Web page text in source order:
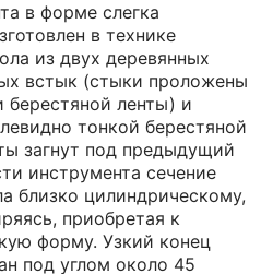
в форме слегка
в технике
из двух деревянных
встык (стыки проложены
берестяной ленты) и
тонкой берестяной
загнут под предыдущий
инструмента сечение
близко цилиндрическому,
приобретая к
форму. Узкий конец
под углом около 45